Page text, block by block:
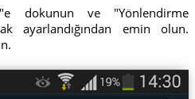
dokunun ve "Yönlendirme
ayarlandığından emin olun.